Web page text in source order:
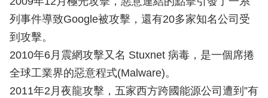
列事件導致Google被攻擊，還有20多家知名公司受
到攻擊。
2010年6月震網攻擊又名 Stuxnet 病毒，是一個席捲
全球工業界的惡意程式(Malware)。
2011年2月夜龍攻擊，五家西方跨國能源公司遭到”有